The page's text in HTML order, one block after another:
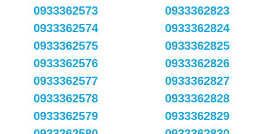
0933362573
0933362574
0933362575
0933362576
0933362577
0933362578
0933362579
0933362823
0933362824
0933362825
0933362826
0933362827
0933362828
0933362829